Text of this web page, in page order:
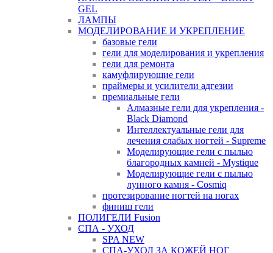
GEL
ЛАМПЫ
МОДЕЛИРОВАНИЕ И УКРЕПЛЕНИЕ
базовые гели
гели для моделирования и укрепления
гели для ремонта
камуфлирующие гели
праймеры и усилители адгезии
премиальные гели
Алмазные гели для укрепления -
Black Diamond
Интеллектуальные гели для
лечения слабых ногтей - Supreme
Моделирующие гели с пылью
благородных камней - Mystique
Моделирующие гели с пылью
лунного камня - Cosmiq
протезирование ногтей на ногах
финиш гели
ПОЛИГЕЛИ Fusion
СПА - УХОД
SPA NEW
СПА-УХОД ЗА КОЖЕЙ НОГ